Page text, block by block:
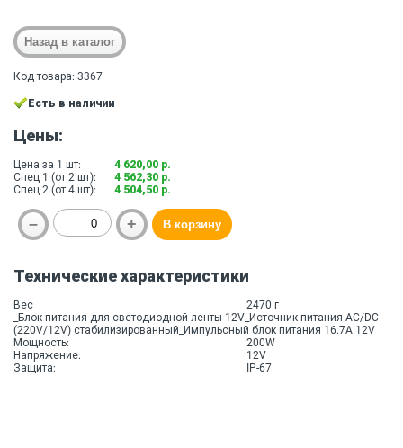
Код товара: 3367
Есть в наличии
Цены:
Цена за 1 шт:
4 620,00 р.
Спец 1 (от 2 шт):
4 562,30 р.
Спец 2 (от 4 шт):
4 504,50 р.
Технические характеристики
Вес
2470 г
_Блок питания для светодиодной ленты 12V_Источник питания AC/DC
(220V/12V) стабилизированный_Импульсный блок питания 16.7A 12V
Мощность:
200W
Напряжение:
12V
Защита:
IP-67